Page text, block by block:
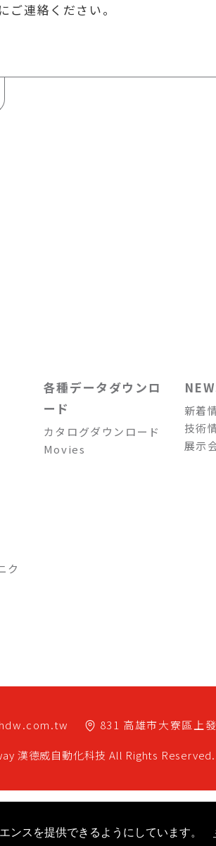
ご連絡ください。
ク
各種データダウンロ
ード
カタログダウンロード
Movies
新着
技術
展示
831 高雄市大寮區 上
漢德威自動化科技 All Rights Reserved.
ンスを提供できるようにしています。